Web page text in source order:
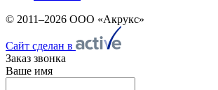
© 2011–2026 ООО «Акрукс»
Сайт сделан в
Заказ звонка
Ваше имя